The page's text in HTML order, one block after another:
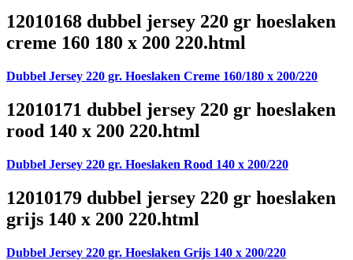
12010168 dubbel jersey 220 gr hoeslaken
creme 160 180 x 200 220.html
Dubbel Jersey 220 gr. Hoeslaken Creme 160/180 x 200/220
12010171 dubbel jersey 220 gr hoeslaken
rood 140 x 200 220.html
Dubbel Jersey 220 gr. Hoeslaken Rood 140 x 200/220
12010179 dubbel jersey 220 gr hoeslaken
grijs 140 x 200 220.html
Dubbel Jersey 220 gr. Hoeslaken Grijs 140 x 200/220